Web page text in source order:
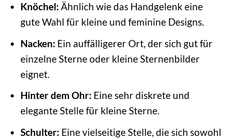
Knöchel: Ähnlich wie das Handgelenk eine
gute Wahl für kleine und feminine Designs.
Nacken: Ein auffälligerer Ort, der sich gut für
einzelne Sterne oder kleine Sternenbilder
eignet.
Hinter dem Ohr: Eine sehr diskrete und
elegante Stelle für kleine Sterne.
Schulter: Eine vielseitige Stelle, die sich sowohl